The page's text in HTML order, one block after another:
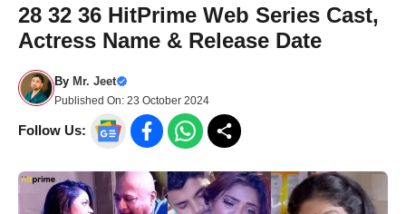
28 32 36 HitPrime Web Series Cast,
Actress Name & Release Date
By Mr. Jeet
Published On: 23 October 2024
Follow Us: